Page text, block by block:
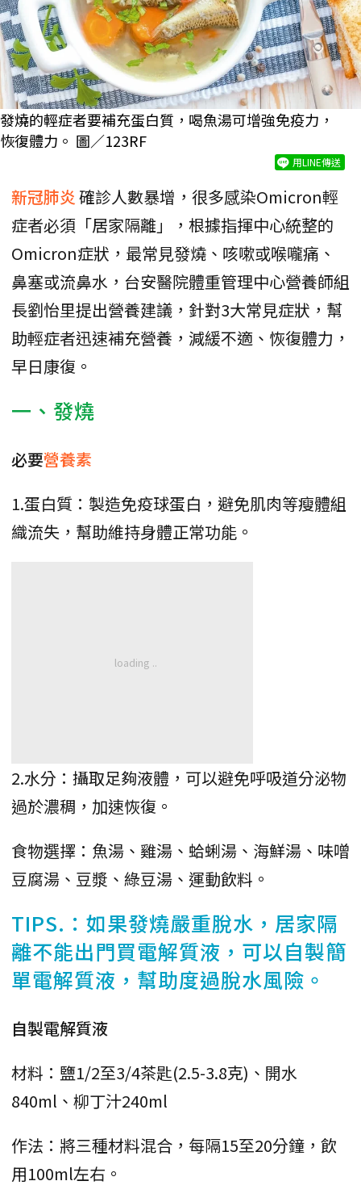
發燒的輕症者要補充蛋白質，喝魚湯可增強免疫力，
恢復體力。 圖／123RF
用LINE傳送
新冠肺炎確診人數暴增，很多感染Omicron輕
症者必須「居家隔離」，根據指揮中心統整的
Omicron症狀，最常見發燒、咳嗽或喉嚨痛、
鼻塞或流鼻水，台安醫院體重管理中心營養師組
長劉怡里提出營養建議，針對3大常見症狀，幫
助輕症者迅速補充營養，減緩不適、恢復體力，
早日康復。
一、發燒
必要營養素
1.蛋白質：製造免疫球蛋白，避免肌肉等瘦體組
織流失，幫助維持身體正常功能。
2.水分：攝取足夠液體，可以避免呼吸道分泌物
過於濃稠，加速恢復。
食物選擇：魚湯、雞湯、蛤蜊湯、海鮮湯、味噌
豆腐湯、豆漿、綠豆湯、運動飲料。
TIPS.：如果發燒嚴重脫水，居家隔
離不能出門買電解質液，可以自製簡
單電解質液，幫助度過脫水風險。
自製電解質液
材料：鹽1/2至3/4茶匙(2.5-3.8克)、開水
840ml、柳丁汁240ml
作法：將三種材料混合，每隔15至20分鐘，飲
用100ml左右。